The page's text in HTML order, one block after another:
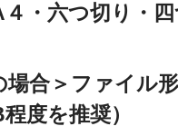
４・六つ切り・
場合＞ファイル
度を推奨）